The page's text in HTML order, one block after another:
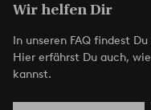
Wir helfen Dir
In unseren FAQ findest
Hier erfährst Du auch,
kannst.